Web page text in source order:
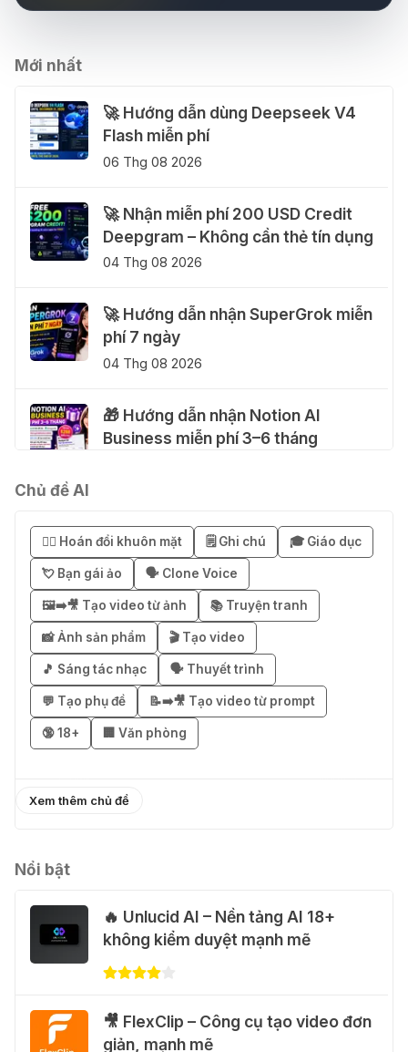
Mới nhất
🚀 Hướng dẫn dùng Deepseek V4
Flash miễn phí
06 Thg 08 2026
🚀 Nhận miễn phí 200 USD Credit
Deepgram – Không cần thẻ tín dụng
04 Thg 08 2026
🚀 Hướng dẫn nhận SuperGrok miễn
phí 7 ngày
04 Thg 08 2026
🎁 Hướng dẫn nhận Notion AI
Business miễn phí 3–6 tháng
miễn phí bằng VPN Mexico
02 Thg 08 2026
֎ Cách nhận ChatGPT Go 12 tháng
miễn phí
01 Thg 08 2026
🎁 Hướng dẫn nhận Capcut Pro 1
năm miễn phí
🐈 Nhận miễn phí 30 video AI + 100
hình ảnh mỗi ngày với Dola.com
31 Thg 07 2026
🎁 Hướng dẫn nhận Google Plus 12
tháng miễn phí
Chủ đề AI
😶‍🌫️ Hoán đổi khuôn mặt 🗒️ Ghi chú 🎓 Giáo dục
💘 Bạn gái ảo 🗣️ Clone Voice
🖼️➡️🎥 Tạo video từ ảnh 📚 Truyện tranh
📸 Ảnh sản phẩm 🎬 Tạo video
🎵 Sáng tác nhạc 🗣️ Thuyết trình
💬 Tạo phụ đề 📝➡️🎥 Tạo video từ prompt
🔞 18+ 🏢 Văn phòng
Xem thêm chủ đề
Nổi bật
🔥 Unlucid AI – Nền tảng AI 18+
không kiểm duyệt mạnh mẽ
🎥 FlexClip – Công cụ tạo video đơn
giản, mạnh mẽ